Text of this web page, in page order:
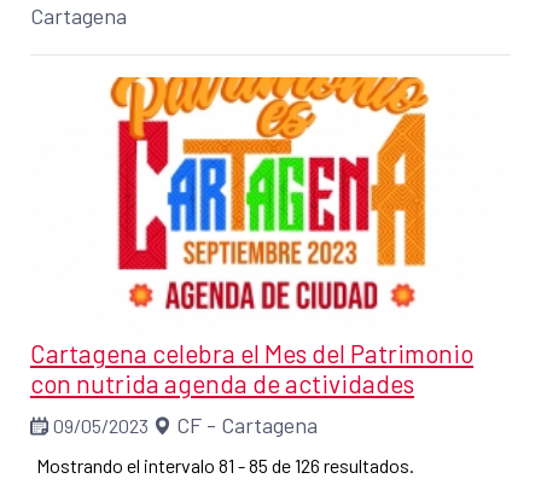
Cartagena
Cartagena celebra el Mes del Patrimonio
con nutrida agenda de actividades
09/05/2023 CF - Cartagena
Mostrando el intervalo 81 - 85 de 126 resultados.